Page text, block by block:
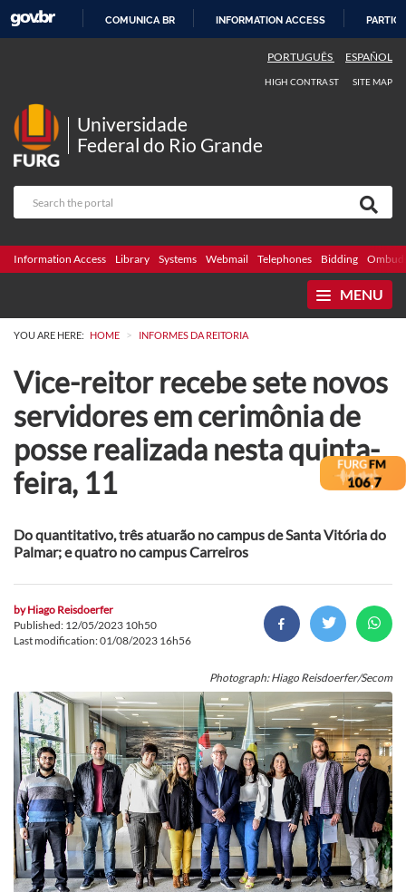
COMUNICA BR INFORMATION ACCESS
PORTUGUÊS ESPAÑOL
HIGH CONTRAST SITE MAP
Universidade
Federal do Rio Grande
Information Access Library Systems Webmail Telephones Bidding
MENU
YOU ARE HERE: HOME > INFORMES DA REITORIA
Vice-reitor recebe sete novos
servidores em cerimônia de
posse realizada nesta quinta-
feira, 11
Do quantitativo, três atuarão no campus de Santa Vitória do
Palmar; e quatro no campus Carreiros
byHiago Reisdoerfer
Published: 12/05/2023 10h50
Last modification: 01/08/2023 16h56
Photograph: Hiago Reisdoerfer/Secom